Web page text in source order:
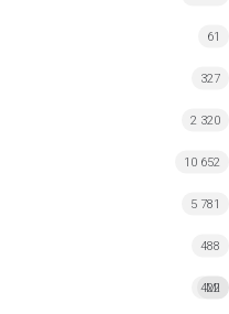
61
327
2 320
10 652
5 781
488
MI
422